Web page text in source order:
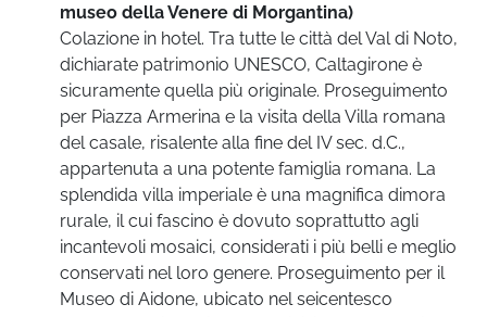
museo della Venere di Morgantina)
Colazione in hotel. Tra tutte le città del Val di Noto,
dichiarate patrimonio UNESCO, Caltagirone è
sicuramente quella più originale. Proseguimento
per Piazza Armerina e la visita della Villa romana
del casale, risalente alla fine del IV sec. d.C.,
appartenuta a una potente famiglia romana. La
splendida villa imperiale è una magnifica dimora
rurale, il cui fascino è dovuto soprattutto agli
incantevoli mosaici, considerati i più belli e meglio
conservati nel loro genere. Proseguimento per il
Museo di Aidone, ubicato nel seicentesco